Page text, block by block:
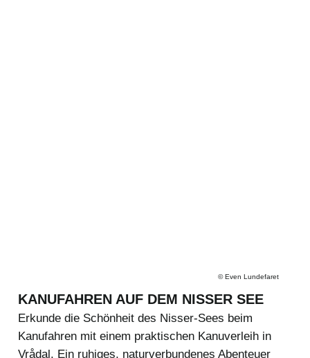
© Even Lundefaret
KANUFAHREN AUF DEM NISSER SEE
Erkunde die Schönheit des Nisser-Sees beim
Kanufahren mit einem praktischen Kanuverleih in
Vrådal. Ein ruhiges, naturverbundenes Abenteuer